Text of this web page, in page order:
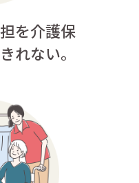
を介護保
れない。